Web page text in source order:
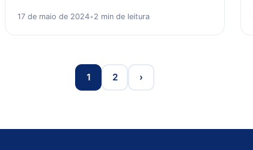
17 de maio de 2024•2 min de leitura
1 2 ›